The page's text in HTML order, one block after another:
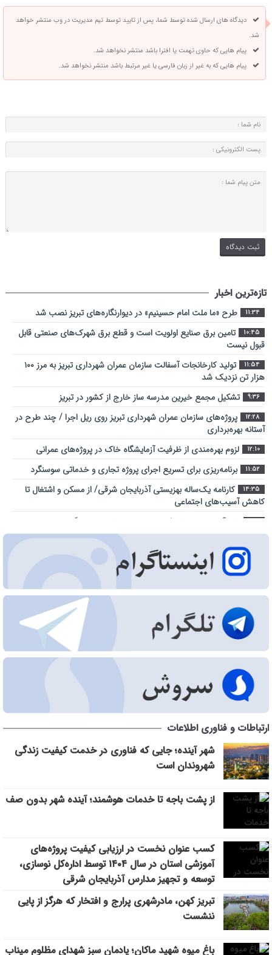
دیدگاه های ارسال شده توسط شما، پس از تایید توسط تیم مدیریت در وب منتشر خواهد
شد.
پیام هایی که حاوی تهمت یا افترا باشد منتشر نخواهد شد.
پیام هایی که به غیر از زبان فارسی یا غیر مرتبط باشد منتشر نخواهد شد.
تازه‌ترین اخبار
11:34 طرح «ما ملت امام حسینیم» در دیوارنگاره‌های تبریز نصب شد
10:45
تامین برق صنایع اولویت است و قطع برق شهرک‌های صنعتی قابل
قبول نیست
11:54
تولید کارخانجات آسفالت سازمان عمران شهرداری تبریز به مرز ۱۰۰
هزار تن نزدیک شد
9:36 تشکیل مجمع خیرین مدرسه ‌ساز خارج از کشور در تبریز
12:28
پروژه‌های سازمان عمران شهرداری تبریز روی ریل اجرا / چند طرح در
آستانه بهره‌برداری
12:10 لزوم بهره‌مندی از ظرفیت آزمایشگاه خاک در پروژه‌های عمرانی
11:52 برنامه‌ریزی برای تسریع اجرای پروژه تجاری و خدماتی سوسنگرد
14:35
کارنامه یک‌ساله بهزیستی آذربایجان شرقی/ از مسکن و اشتغال تا
کاهش آسیب‌های اجتماعی
9:23 شهر آینده؛ جایی که فناوری در خدمت کیفیت زندگی شهروندان است
اراضی راه آهن در محدوده منطقه آزاد ارس ساماندهی می شود
14:41 عبور از بحران جنگ در سایه همدلی تمامی ارکان حکومت میسر شد
مجتمع امداد و نجات آزادراه تبریز-سهند در هفته دولت به بهره
‌برداری می‌ رسد
12:29
تبریز زیر فشار گرما و مصرف/ هشدار برق درباره روزهای سرنوشت‌ساز
تابستان
اطلاع‌رسانی درست و حرفه‌ای در مواقع بحران، موجب آرامش افکار
عمومی می‌شود
11:48 مرکز خدماتی و رفاهی جدید در باغ گلستان راه اندازی می شود
شمال‌غرب کشور
9:27 رفع مشکلات اراضی فاز ۲ خاوران با جدیت دنبال می‌شود
9:20 از پشت باجه تا خدمات هوشمند؛ آینده شهر بدون صف
11:27
تأکید مدیرعامل سازمان منطقه آزاد ارس بر جایگاه استراتژیک روابط
عمومی
ارتباطات و فناوری اطلاعات
شهر آینده؛ جایی که فناوری در خدمت کیفیت زندگی
شهروندان است
از پشت باجه تا خدمات هوشمند؛ آینده شهر بدون صف
کسب عنوان نخست در ارزیابی کیفیت پروژه‌های
آموزشی استان در سال ۱۴۰۴ توسط اداره‌کل نوسازی،
توسعه و تجهیز مدارس آذربایجان شرقی
تبریز کهن، مادرشهری پرارج و افتخار که هرگز از پایی
ننشست
باغ میوه شهید ماکان؛ یادمان سبز شهدای مظلوم میناب